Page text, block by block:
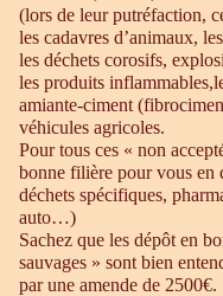
(lors de leur putréfaction,
les cadavres d’animaux,
les déchets corosifs,
les produits
amiante-ciment
véhicules agricoles.
Pour tous ces « non
bonne filière pour vous en
déchets spécifiques,
auto…)
Sachez que les dépôt en
sauvages » sont bien
par une amende de 2500€.